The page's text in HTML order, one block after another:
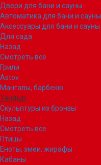
Двери для бани и сауны
Автоматика для бани и сауны
Аксессуары для бани и сауны
Для сада
Назад
Смотреть все
Грили
Astov
Мангалы, барбекю
Тандыр
Скульптуры из бронзы
Назад
Смотреть все
Птицы
Еноты, змеи, жирафы
Кабаны